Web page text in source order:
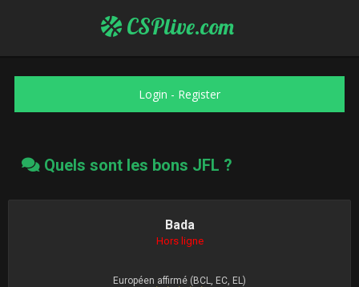
CSPlive.com
Login - Register
Quels sont les bons JFL ?
Bada
Hors ligne
Européen affirmé (BCL, EC, EL)